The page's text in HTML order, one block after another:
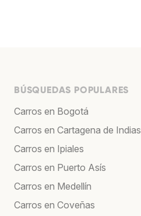
BÚSQUEDAS POPULARES
Carros en Bogotá
Carros en Cartagena de Indias
Carros en Ipiales
Carros en Puerto Asís
Carros en Medellín
Carros en Coveñas